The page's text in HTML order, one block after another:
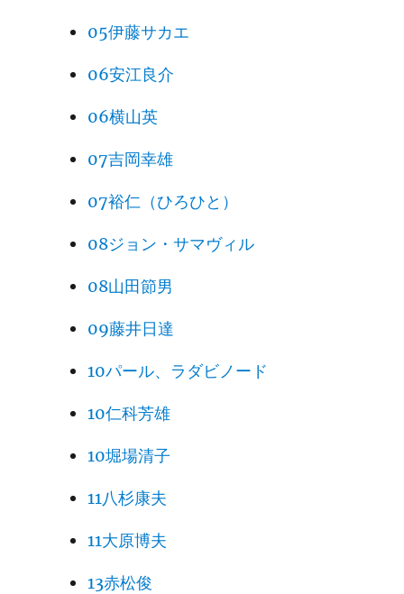
05伊藤サカエ
06安江良介
06横山英
07吉岡幸雄
07裕仁（ひろひと）
08ジョン・サマヴィル
08山田節男
09藤井日達
10パール、ラダビノード
10仁科芳雄
10堀場清子
11八杉康夫
11大原博夫
13赤松俊